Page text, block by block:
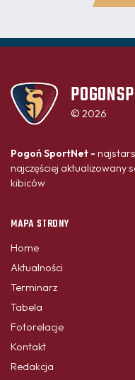
© 2026
Pogoń SportNet -
najczęściej aktualizowany
kibiców
MAPA STRONY
Home
Aktualności
Terminarz
Tabela
Fotorelacje
Kontakt
Redakcja